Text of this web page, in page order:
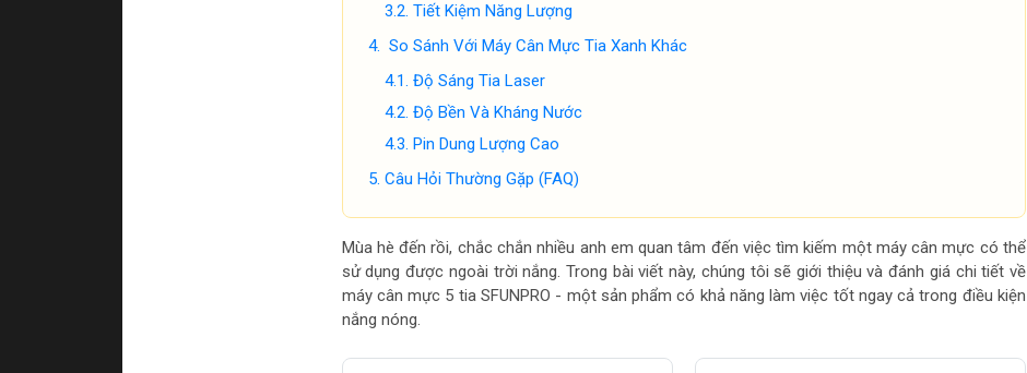
Tiết Kiệm Năng Lượng
So Sánh Với Máy Cân Mực Tia Xanh Khác
Độ Sáng Tia Laser
Độ Bền Và Kháng Nước
Pin Dung Lượng Cao
Câu Hỏi Thường Gặp (FAQ)
Mùa hè đến rồi, chắc chắn nhiều anh em quan tâm đến việc tìm kiếm một máy cân mực có thể
sử dụng được ngoài trời nắng. Trong bài viết này, chúng tôi sẽ giới thiệu và đánh giá chi tiết về
máy cân mực 5 tia SFUNPRO - một sản phẩm có khả năng làm việc tốt ngay cả trong điều kiện
nắng nóng.